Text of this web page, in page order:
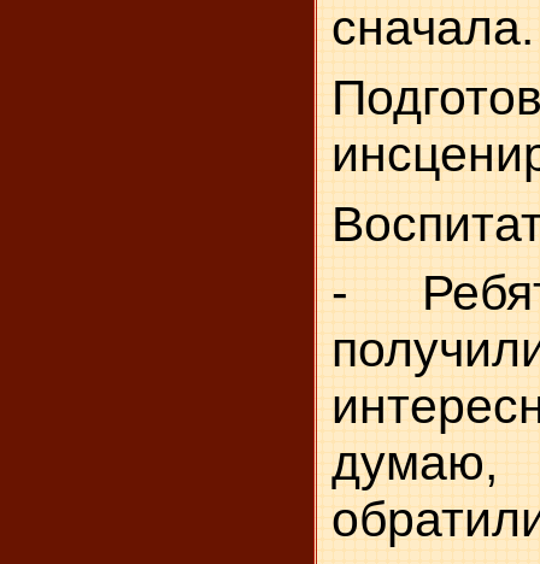
сначала.
-
думаю,